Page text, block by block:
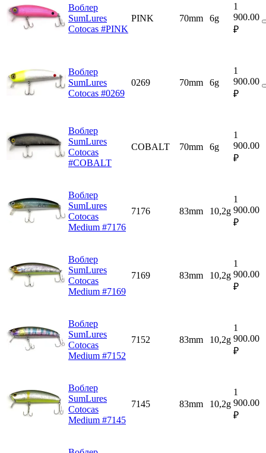
Воблер
SumLures
Cotocas #PINK
PINK 70mm 6g
1
900.00
₽
Воблер
SumLures
Cotocas #0269
0269 70mm 6g
1
900.00
₽
Воблер
SumLures
Cotocas
#COBALT
COBALT 70mm 6g
1
900.00
₽
Воблер
SumLures
Cotocas
Medium #7176
7176 83mm 10,2g
1
900.00
₽
Воблер
SumLures
Cotocas
Medium #7169
7169 83mm 10,2g
1
900.00
₽
Воблер
SumLures
Cotocas
Medium #7152
7152 83mm 10,2g
1
900.00
₽
Воблер
SumLures
Cotocas
Medium #7145
7145 83mm 10,2g
1
900.00
₽